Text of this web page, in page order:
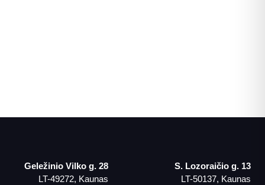
Geležinio Vilko g. 28
LT-49272, Kaunas
S. Lozoraičio g. 13
LT-50137, Kaunas